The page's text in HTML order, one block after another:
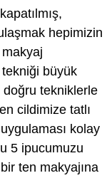
hepimizin
makyaj
büyük
doğru tekniklerle
cildimize tatlı
kolay
5 ipucumuzu
ten makyajına